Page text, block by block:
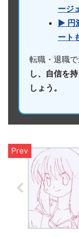
ージ
▶ 円
ート
転職・退職で
し、自信を
しょう。